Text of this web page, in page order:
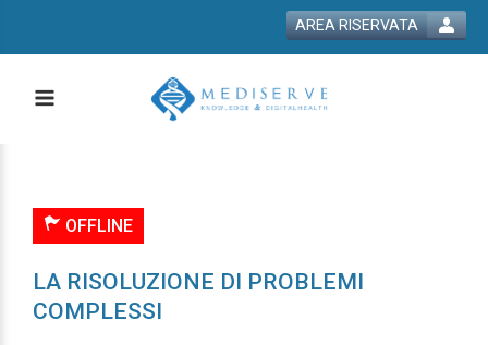
AREA RISERVATA
OFFLINE
LA RISOLUZIONE DI PROBLEMI
COMPLESSI